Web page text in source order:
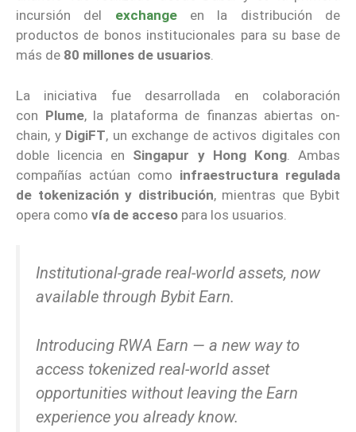
incursión del exchange
en la distribución de
productos de bonos institucionales para su base de
más de 80 millones de usuarios.
La iniciativa fue desarrollada en colaboración
con Plume, la plataforma de finanzas abiertas on-
chain, y DigiFT, un exchange de activos digitales con
doble licencia en Singapur y Hong Kong. Ambas
compañías actúan como infraestructura regulada
de tokenización y distribución, mientras que Bybit
opera como vía de acceso para los usuarios.
Institutional-grade real-world assets, now
available through Bybit Earn.
Introducing RWA Earn — a new way to
access tokenized real-world asset
opportunities without leaving the Earn
experience you already know.